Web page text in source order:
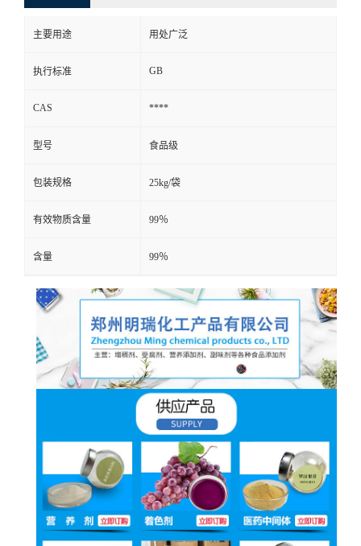
主要用途 用处广泛
执行标准 GB
CAS ****
型号 食品级
包装规格 25kg/袋
有效物质含量 99％
含量 99％